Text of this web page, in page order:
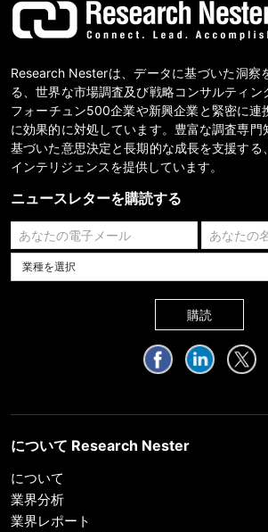
Research Nesterは、データに基づいた洞察
る、世界な市場調査及び戦略コンサルティン
フォーチュン500企業や新興企業と緊密に連
に効果的に対処しています。豊富な調査専門
基づいた意思決定と長期的な成長を支援する
インテリジェンスを提供しています。
ニュースレターを購読する
業種を選択してください
購読
について Research Nester
について
業界分析
業界レポート